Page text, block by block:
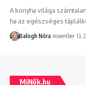
A konyha világa
ha az egészséges
Balogh Nóra november 13,
MiNők.hu